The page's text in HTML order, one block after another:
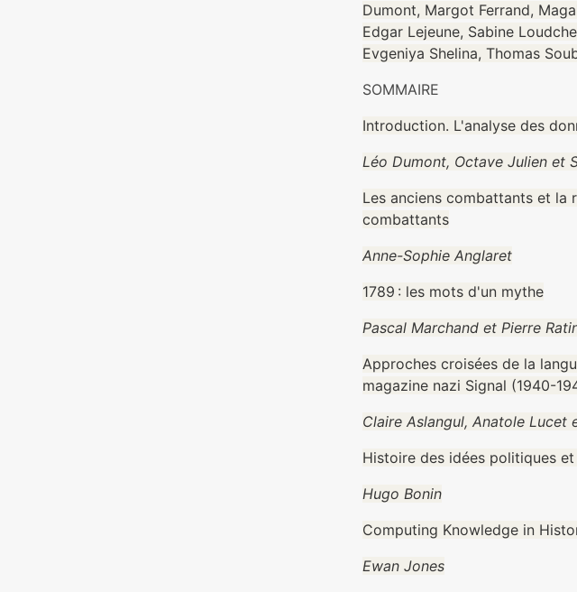
Dumont, Margot Ferrand,
Edgar Lejeune, Sabine
Evgeniya Shelina, Thomas
SOMMAIRE
Introduction. L'analyse des
Léo Dumont, Octave Julien et
Les anciens combattants et la
combattants
Anne-Sophie Anglaret
1789 : les mots d'un mythe
Pascal Marchand et Pierre
Approches croisées de la
magazine nazi Signal (1940-
Claire Aslangul, Anatole Lucet
Histoire des idées politiques
Hugo Bonin
Computing Knowledge in
Ewan Jones